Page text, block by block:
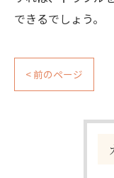
できるでしょう。
< 前のページ